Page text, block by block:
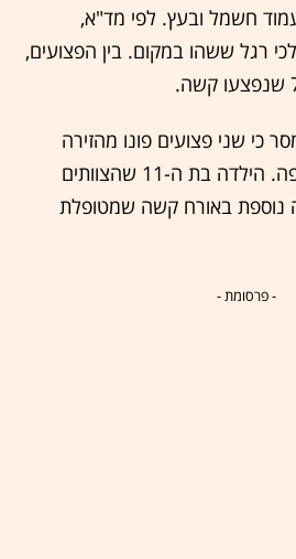
חשמל ובעץ. לפי מד"א,
רגל ששהו במקום. בין הפצועים,
כי שני פצועים פונו מהזירה
למחלקת הרפואה הדחופה. הילדה בת ה-11 שהצוותים
נוספת באורח קשה שמטופלת
- פרסומת -